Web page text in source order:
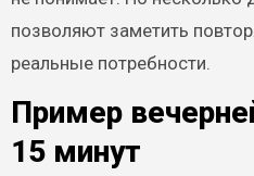
позволяют заметить
реальные потребности.
Пример
15 минут